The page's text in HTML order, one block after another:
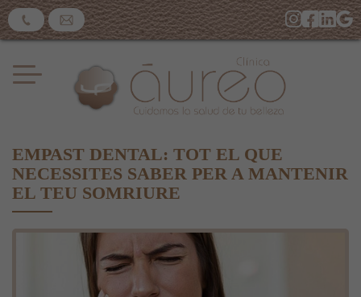
EMPAST DENTAL: TOT EL QUE
NECESSITES SABER PER A MANTENIR
EL TEU SOMRIURE